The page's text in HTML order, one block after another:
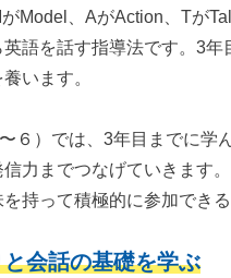
Model、AがAction、Tが
語を話す指導法です。3
います。
６）では、3年目までに学
力までつなげていきます
持って積極的に参加でき
会話の基礎を学ぶ